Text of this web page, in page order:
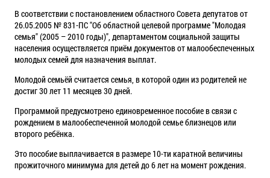
В соответствии с постановлением областного Совета депутатов от
26.05.2005 № 831-ПС "Об областной целевой программе "Молодая
семья" (2005 – 2010 годы)", департаментом социальной защиты
населения осуществляется приём документов от малообеспеченных
молодых семей для назначения выплат.
Молодой семьёй считается семья, в которой один из родителей не
достиг 30 лет 11 месяцев 30 дней.
Программой предусмотрено единовременное пособие в связи с
рождением в малообеспеченной молодой семье близнецов или
второго ребёнка.
Это пособие выплачивается в размере 10-ти каратной величины
прожиточного минимума для детей до 6 лет на момент рождения.